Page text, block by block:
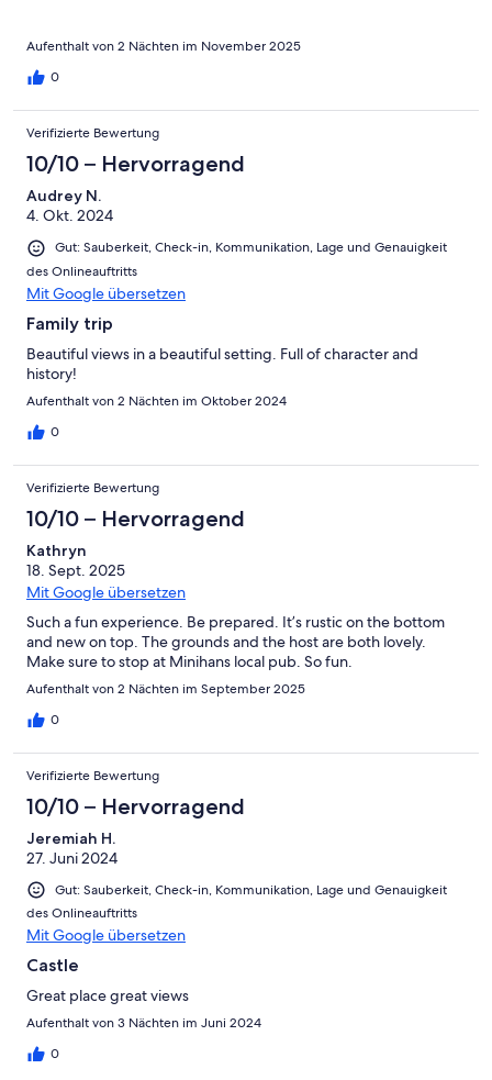
Aufenthalt von 2 Nächten im November 2025
0
Verifizierte Bewertung
10/10 – Hervorragend
Audrey N.
4. Okt. 2024
Gut: Sauberkeit, Check-in, Kommunikation, Lage und Genauigkeit
des Onlineauftritts
Mit Google übersetzen
Family trip
Beautiful views in a beautiful setting. Full of character and
history!
Aufenthalt von 2 Nächten im Oktober 2024
0
Verifizierte Bewertung
10/10 – Hervorragend
Kathryn
18. Sept. 2025
Mit Google übersetzen
Such a fun experience. Be prepared. It’s rustic on the bottom
and new on top. The grounds and the host are both lovely.
Make sure to stop at Minihans local pub. So fun.
Aufenthalt von 2 Nächten im September 2025
0
Verifizierte Bewertung
10/10 – Hervorragend
Jeremiah H.
27. Juni 2024
Gut: Sauberkeit, Check-in, Kommunikation, Lage und Genauigkeit
des Onlineauftritts
Mit Google übersetzen
Castle
Great place great views
Aufenthalt von 3 Nächten im Juni 2024
0